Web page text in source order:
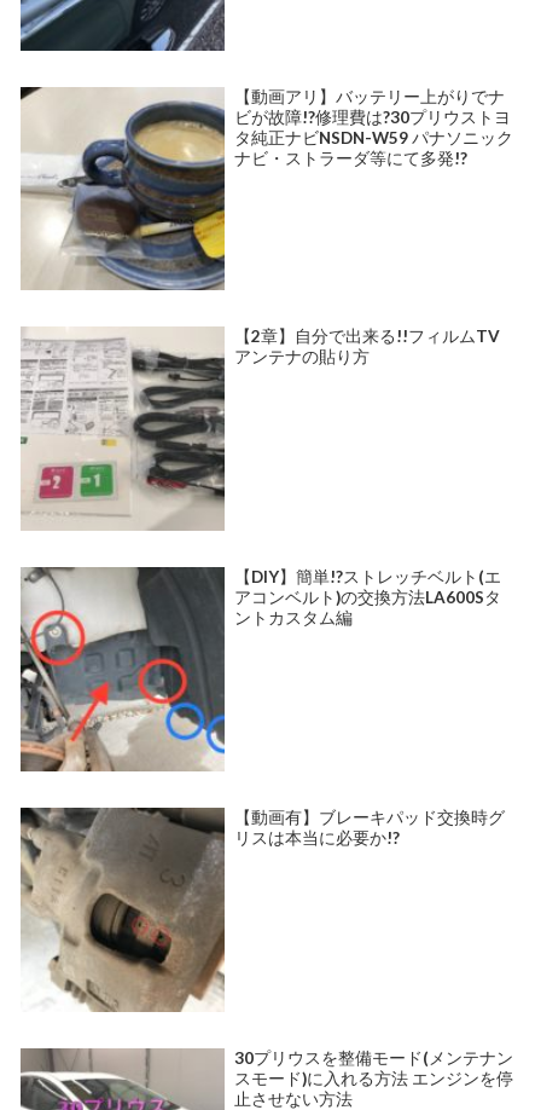
【動画アリ】バッテリー上がりでナ
ビが故障!?修理費は?30プリウストヨ
タ純正ナビNSDN-W59 パナソニック
ナビ・ストラーダ等にて多発!?
【2章】自分で出来る!!フィルムTV
アンテナの貼り方
【DIY】簡単!?ストレッチベルト(エ
アコンベルト)の交換方法LA600Sタ
ントカスタム編
【動画有】ブレーキパッド交換時グ
リスは本当に必要か!?
30プリウスを整備モード(メンテナン
スモード)に入れる方法 エンジンを停
止させない方法